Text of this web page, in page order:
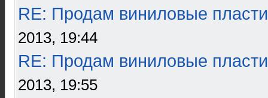
RE: Продам виниловые
2013, 19:44
RE: Продам виниловые
2013, 19:55